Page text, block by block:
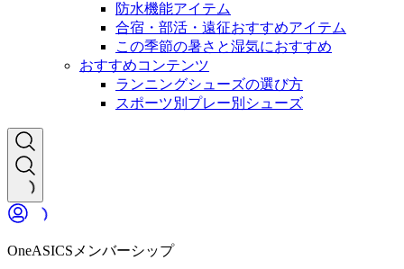
防水機能アイテム
合宿・部活・遠征おすすめアイテム
この季節の暑さと湿気におすすめ
おすすめコンテンツ
ランニングシューズの選び方
スポーツ別プレー別シューズ
OneASICSメンバーシップ